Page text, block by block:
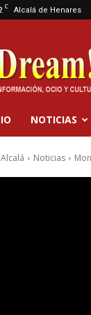
C Alcalá de Henares
Dream
Alcalá
NOTICIAS
Noticias